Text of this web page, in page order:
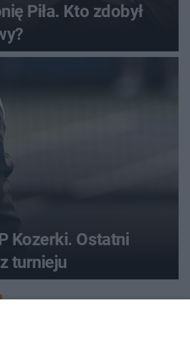
Piła. Kto zdobył
Kozerki. Ostatni
turnieju